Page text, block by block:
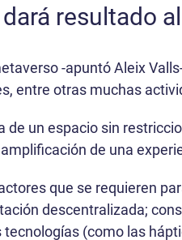
dará resultado
-apuntó Aleix
entre otras muchas
de un espacio sin
de una
que se requieren
descentralizada;
tecnologías (como las